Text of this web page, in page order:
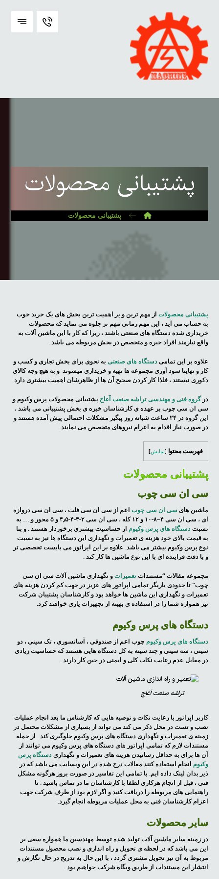
پشتیبانی محصولات
پشتیبانی محصولات
پشتیبانی محصولات از مهم ترین و پر اهمیت ترین بخش های یک خرید خوب
به حساب می آید ، این مهم زمانی مهم تر جلوه می نماید که محصولات
خریداری شده دستگاه های صنعتی باشند ، زیرا که کار با این ماشین آلات به
واقع نیازمند افراد خبره و متخصص در بخش مربوطه می باشد .
علاوه بر این تمامی دستگاه های صنعتی به نحوی برای بخش تجاری و کسب و
کار و نهایتا سود آوری مجموعه ها تهیه و خریداری میشوند و به هیچ وجه کالای
دکوری نیستند ، فلذا کار کردن صحیح آن ها از ظاهرشان اهمیت بیشتری دارد
درگروه فنی و مهندسی تراشه صنعت آغاج پشتیبانی محصولات پرس وکیوم و
سی ان سی چوب بر عهده ی کارشناسان خبره ی بخش پشتیبانی می باشد ،
این گروه در ۲۴ ساعت شبانه روز پیگیر مشکلات احتمالی پیش آمده هستند و
در صورت نیاز اقدام به اعزام نیروهای متخصص می نمایند .
فهرست محتوا [نمایش]
پشتیبانی محصولات
سی ان سی چوب
ماشین های سی ان سی چوب اعم از سی ان سی فلت ، سی ان سی دروازه
ای ، سی ان سی ۴–۸-۱۰ و ۱۲ کله ، سی ان سی ۲-۳-۴-۴٫۵ و ۵ محور و … به
نسبت دستگاه های پرس وکیوم از حساسیت بیشتری برخوردار هستند . و بنا
به قیمت بالای خود هزینه ی تعمیرات و نگهداری این دستگاه ها نیز به نسبت
نوع پرس وکیوم بیشتر می باشد. علاوه بر این اپراتور می بایست تخصصی تر
و با دقت فزاینده ای با این نوع ماشین ها کار کند .
مجموعه مقالات “مستنداتتعمیرات و نگهداری ماشین آلات سی ان سی
چوب” تا حدودی یاریگر تمامی اپراتور های عزیز در جهت کم کردن هزینه های
تعمیرات و نگهداری این ماشین ها خواهد بود و کارشناسان پشتیبان شرکت
نیز همواره شما را در استفاده ی بهینه از تجهیزات یاری خواهند کرد.
دستگاه های پرس وکیوم
دستگاه های پرس وکیوم چوب اعم از صندوقی ، آسانسوری ، تک سینی ، دو
سینی ، سه سینی و چند سینه به کل دستگاه هایی هستند که حساسیت زیادی
در مقابل عدم رعایت نکات کلی و ایمنی در حین کار دارند .
تراشه صنعت آغاج
کاربر اپراتور با رعایت نکات و توصیه هایی که کارشناس ما بعد انجام عملیات
نصب و تست در محل ذکر می کند می تواند از بسیاری از مشکلات محتمل در
زمینه ی تعمیرات و نگهداری دستگاه های پرس وکیوم جلوگیری کند . از جمله
مستندات لازم که تمامی اپراتور های دستگاه های پرس وکیوم می توانند از
آن ها برای به حداقل رسانیدن هزینه های تعمیرات و نگهداری دستگاه پرس
وکیوم انجام استفاده کنند مقالات درج شده در این وبسایت می باشد که در
ذیر بدان لینک داده ایم. با تمامی این تفاسیر در صورت بروز هرگونه مشکل
فنی ، قبل از انجام هرکاری لطفا با کارشناسان ما در تماس باشید . تا
راهنمایی های مربوطه را دریافت کنید و اگر لازم بود از طرف شرکت جهت
اعزام کارشناسان فنی به محل عملیات مربوطه انجام گیرد.
سایر محصولات
در زمینه سایر ماشین آلات تولید شده توسط مهندسین ما همواره سعی بر
این می باشد که در لحظه ی تحویل و راه اندازی و نصب محصول مستندات
مربوط به آن نیز تحویل مشتری گردد ، با این حال به تدریج در حال نگارش و
انتشار این مستندات از طریق وبگاه شرکت خواهیم بود .